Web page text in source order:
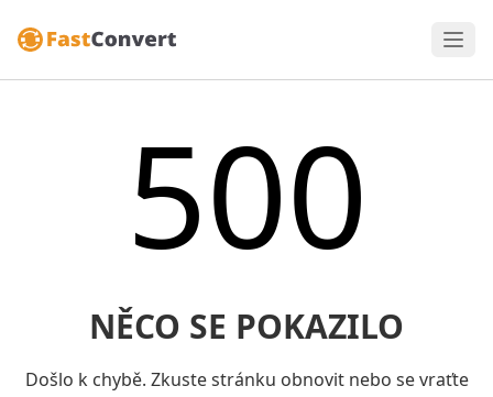
500
NĚCO SE POKAZILO
Došlo k chybě. Zkuste stránku obnovit nebo se vraťte